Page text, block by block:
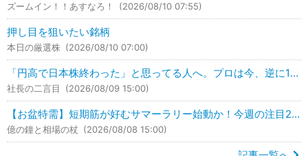
ズームイン！！あすなろ！ (2026/08/10 07:55)
押し目を狙いたい銘柄
本日の厳選株 (2026/08/10 07:00)
「円高で日本株終わった」と思ってる人へ。プロは今、逆に1兆円買っています。
社長の二言目 (2026/08/09 15:00)
【お盆特需】短期筋が好むサマーラリー始動か！今週の注目2銘柄はこれ！
億の鐘と相場の杖 (2026/08/08 15:00)